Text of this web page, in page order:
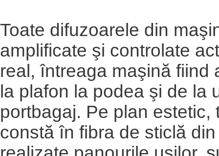
Toate difuzoarele din
amplificate şi controlate
real, întreaga maşină fiind
la plafon la podea şi de la
portbagaj. Pe plan estetic,
constă în fibra de sticlă